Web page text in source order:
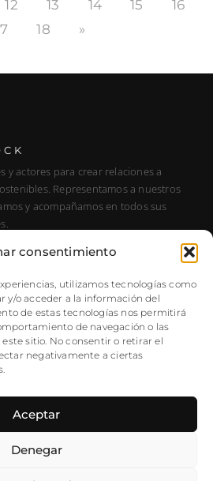
consentimiento
utilizamos tecnologías como
y/o acceder a la información del
de estas tecnologías nos permitirá
de navegación o las
sitio. No consentir o retirar el
negativamente a ciertas
Aceptar
Denegar
12 13 14 15
16
18 »
y actores para crear relaciones a
Representamos a nuestros
y acompañamos en todos sus